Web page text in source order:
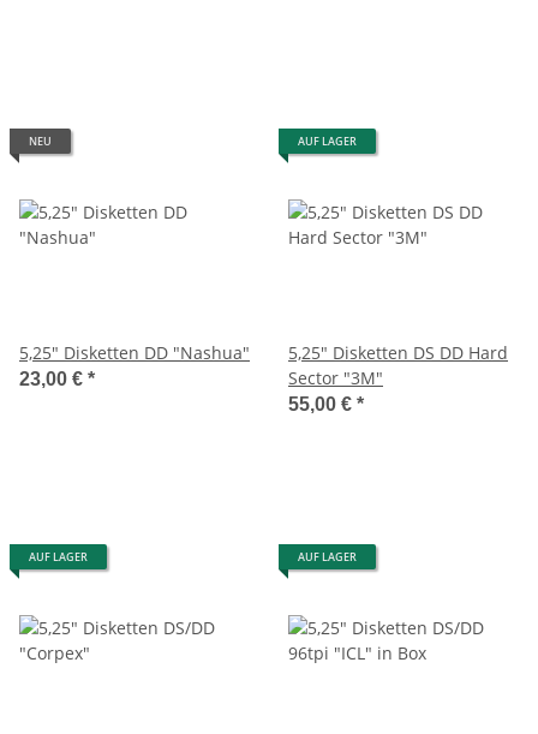
NEU
5,25" Disketten DD "Nashua"
23,00 € *
AUF LAGER
5,25" Disketten DS DD Hard
Sector "3M"
55,00 € *
AUF LAGER AUF LAGER